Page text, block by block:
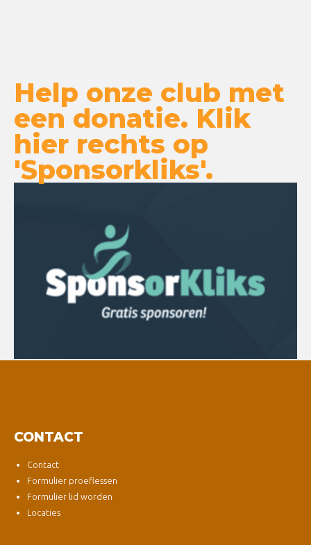
Help onze club met
een donatie. Klik
hier rechts op
'Sponsorkliks'.
CONTACT
Contact
Formulier proeflessen
Formulier lid worden
Locaties